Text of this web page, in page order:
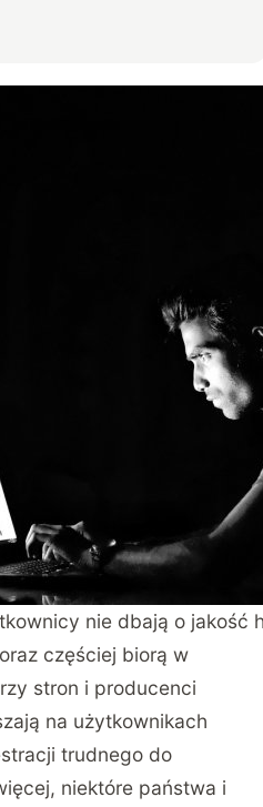
nie dbają o jakość
częściej biorą w
stron i producenci
na użytkownikach
trudnego do
niektóre państwa i